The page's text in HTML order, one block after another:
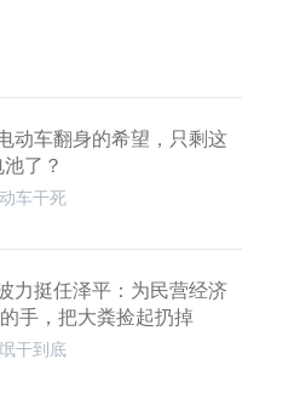
动车翻身的希望，只剩这
了？
车干死
力挺任泽平：为民营经济
手，把大粪捡起扔掉
干到底